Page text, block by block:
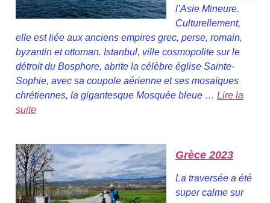
l’Asie Mineure.
Culturellement,
elle est liée aux anciens empires grec, perse, romain,
byzantin et ottoman. Istanbul, ville cosmopolite sur le
détroit du Bosphore, abrite la célèbre église Sainte-
Sophie, avec sa coupole aérienne et ses mosaïques
chrétiennes, la gigantesque Mosquée bleue … Lire la
suite
Grèce 2023
La traversée a été
super calme sur